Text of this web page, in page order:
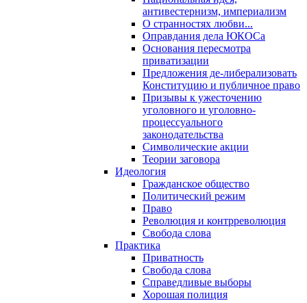
антивестернизм, империализм
О странностях любви...
Оправдания дела ЮКОСа
Основания пересмотра
приватизации
Предложения де-либерализовать
Конституцию и публичное право
Призывы к ужесточению
уголовного и уголовно-
процессуального
законодательства
Символические акции
Теории заговора
Идеология
Гражданское общество
Политический режим
Право
Революция и контрреволюция
Свобода слова
Практика
Приватность
Свобода слова
Справедливые выборы
Хорошая полиция